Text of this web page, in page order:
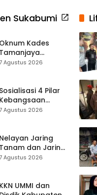
Sukabumi
Oknum Kades
Tamanjaya
Kasus
Seleksi Calon
Kades Diperketat
Agustus 2026
Sosialisasi 4 Pilar
Kebangsaan
di
Tekankan
Pentingnya
Agustus 2026
Nelayan Jaring
Tanam dan Jaring
Penangkapan
Agustus 2026
KKN UMMI dan